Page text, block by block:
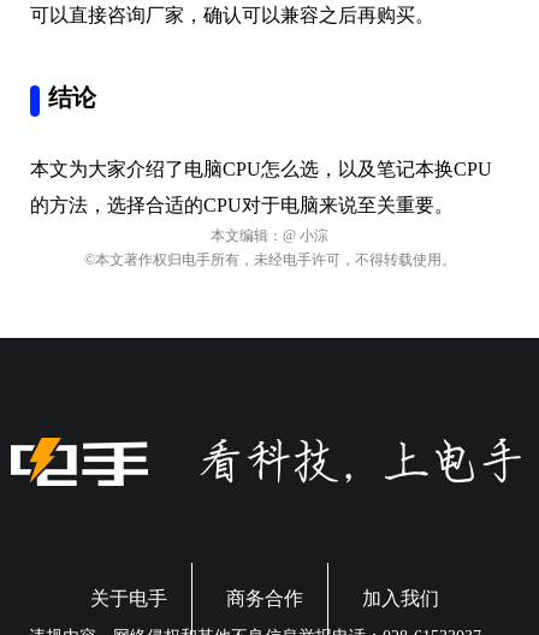
可以直接咨询厂家，确认可以兼容之后再购买。
结论
本文为大家介绍了电脑CPU怎么选，以及笔记本换CPU
的方法，选择合适的CPU对于电脑来说至关重要。
本文编辑： @ 小淙
©本文著作权归电手所有，未经电手许可，不得转载使用。
关于电手 商务合作 加入我们